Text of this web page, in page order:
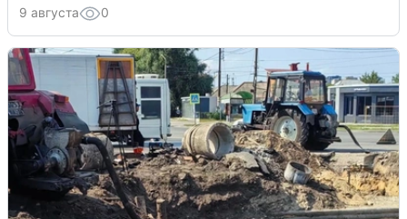
9 августа 0